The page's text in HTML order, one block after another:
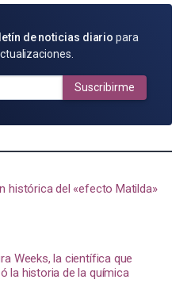
de noticias diario para
Suscribirme
histórica del «efecto Matilda»
Weeks, la científica que
la historia de la química